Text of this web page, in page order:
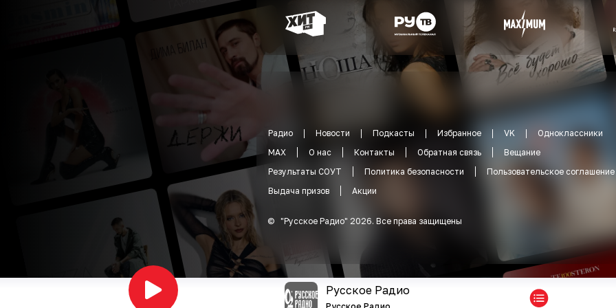
Радио Новости Подкасты Избранное VK
Одноклассники
MAX
О нас Контакты Обратная связь
Вещание
Результаты СОУТ
Политика безопасности
Пользовательское соглашение
Выдача призов
Акции
© "Русское Радио" 2026. Все права защищены
Русское Радио